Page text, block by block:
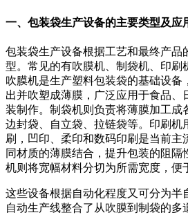
一、包装袋生产设备的主要类型及应
包装袋生产设备根据工艺和最终产品
型。常见的有吹膜机、制袋机、印刷
吹膜机是生产塑料包装袋的基础设备
出并吹塑成薄膜，广泛应用于食品、
装制作。制袋机则负责将薄膜加工成
边封袋、自立袋、拉链袋等。印刷机
刷，凹印、柔印和数码印刷是当前主
同材质的薄膜结合，提升包装的阻隔
机则将宽幅材料分切为所需宽度，便
这些设备根据自动化程度又可分为半
自动生产线整合了从吹膜到制袋的多